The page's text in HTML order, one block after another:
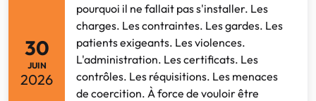
30
JUIN
2026
pourquoi il ne fallait pas s'installer. Les
charges. Les contraintes. Les gardes. Les
patients exigeants. Les violences.
L'administration. Les certificats. Les
contrôles. Les réquisitions. Les menaces
de coercition. À force de vouloir être